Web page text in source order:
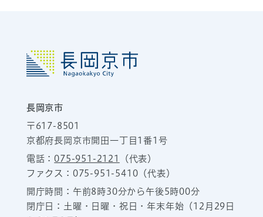
長岡京市
〒617-8501
京都府長岡京市開田一丁目1番1号
電話：075-951-2121
（代表）
ファクス：075-951-5410（代表）
開庁時間：午前8時30分から午後5時00分
閉庁日：土曜・日曜・祝日・年末年始（12月29日